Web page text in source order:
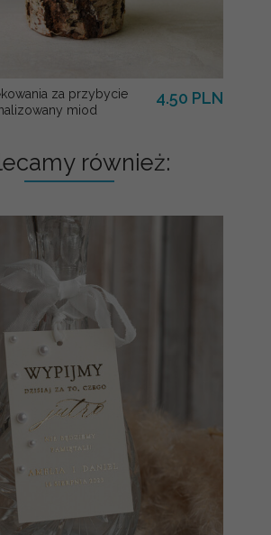
za przybycie
miod
4.50 PLN
również: